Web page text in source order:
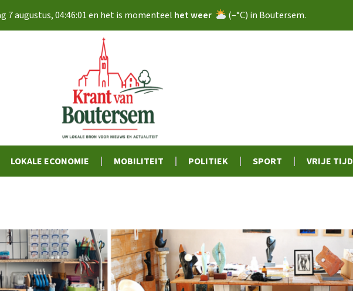
7 augustus,04:46:02en het is momenteel het weer (–°C) in Boutersem.
LOKALE ECONOMIE MOBILITEIT POLITIEK SPORT VRIJE TIJD